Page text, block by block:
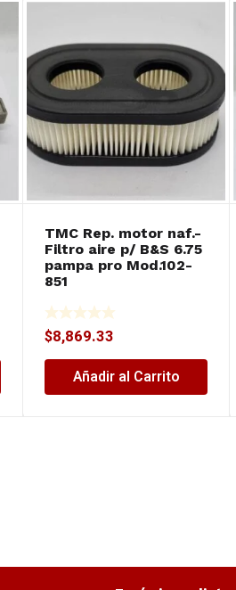
TMC Rep. motor naf.-
Filtro aire p/ B&S 6.75
pampa pro Mod.102-
851
$8,869.33
Añadir al Carrito